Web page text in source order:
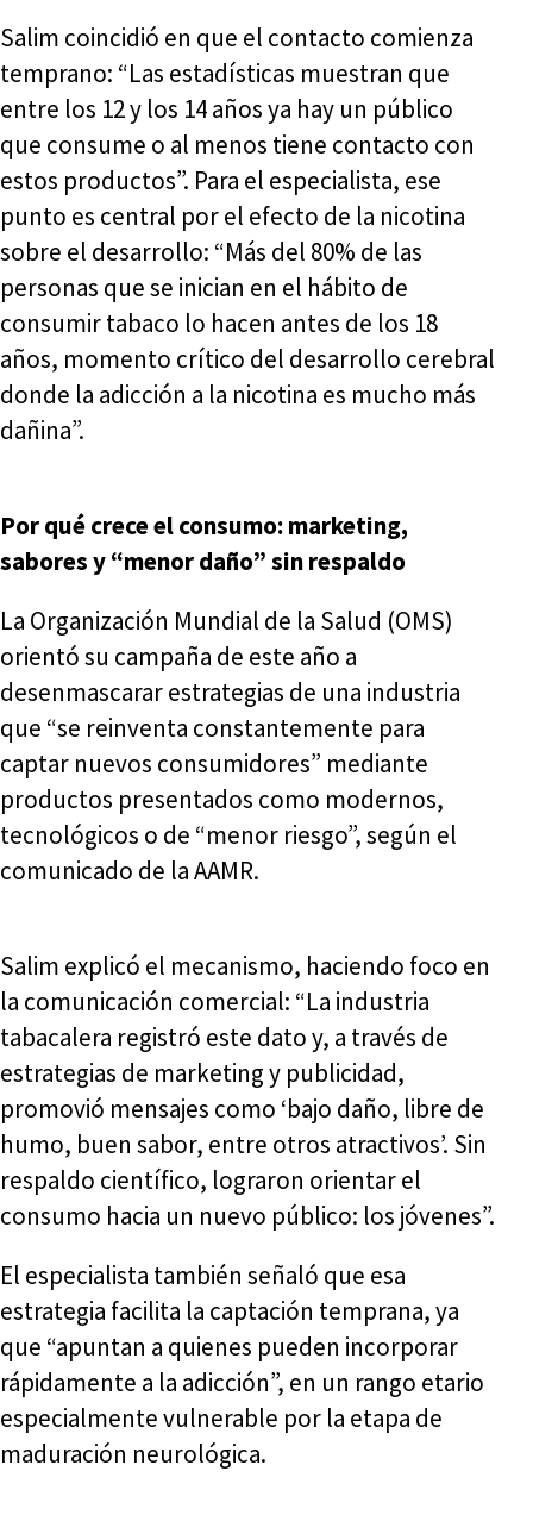
Salim coincidió en que el contacto comienza
temprano: “Las estadísticas muestran que
entre los 12 y los 14 años ya hay un público
que consume o al menos tiene contacto con
estos productos”. Para el especialista, ese
punto es central por el efecto de la nicotina
sobre el desarrollo: “Más del 80% de las
personas que se inician en el hábito de
consumir tabaco lo hacen antes de los 18
años, momento crítico del desarrollo cerebral
donde la adicción a la nicotina es mucho más
dañina”.
Por qué crece el consumo: marketing,
sabores y “menor daño” sin respaldo
La Organización Mundial de la Salud (OMS)
orientó su campaña de este año a
desenmascarar estrategias de una industria
que “se reinventa constantemente para
captar nuevos consumidores” mediante
productos presentados como modernos,
tecnológicos o de “menor riesgo”, según el
comunicado de la AAMR.
Salim explicó el mecanismo, haciendo foco en
la comunicación comercial: “La industria
tabacalera registró este dato y, a través de
estrategias de marketing y publicidad,
promovió mensajes como ‘bajo daño, libre de
humo, buen sabor, entre otros atractivos’. Sin
respaldo científico, lograron orientar el
consumo hacia un nuevo público: los jóvenes”.
El especialista también señaló que esa
estrategia facilita la captación temprana, ya
que “apuntan a quienes pueden incorporar
rápidamente a la adicción”, en un rango etario
especialmente vulnerable por la etapa de
maduración neurológica.